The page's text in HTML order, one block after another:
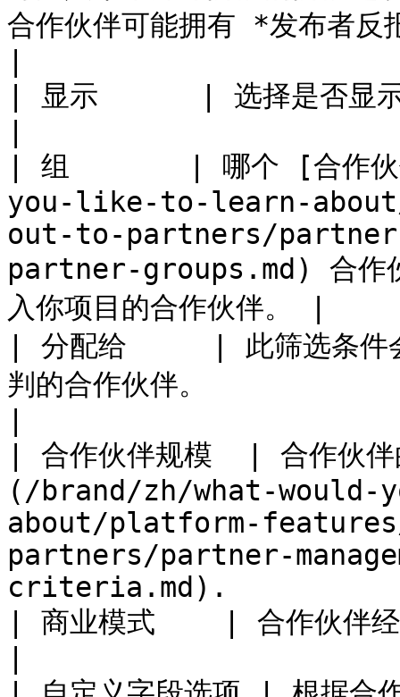
合作伙伴可能拥有 *发布者反
| 显示      | 选择是否显示
| 组       | 哪个 [合作伙
you-like-to-learn-
out-to-partners/
partner-groups.md) 合作伙
入你项目的合作伙伴。 |
| 分配给     | 此筛选条件会
判的合作伙伴。
| 合作伙伴规模  | 合作伙
(/brand/zh/what-
about/platform-
partners/partner-
criteria.md).
| 商业模式    | 合作伙伴经